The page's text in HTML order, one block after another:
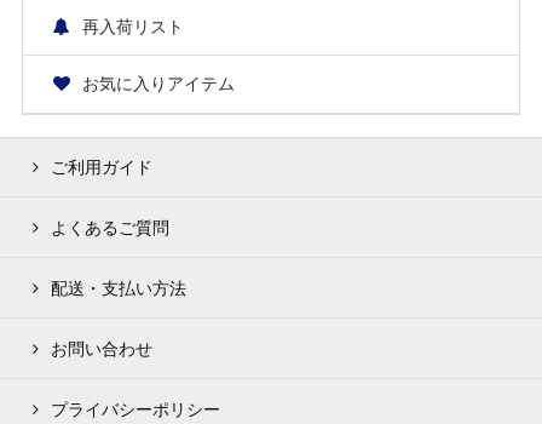
再入荷リスト
お気に入りアイテム
ご利用ガイド
よくあるご質問
配送・支払い方法
お問い合わせ
プライバシーポリシー